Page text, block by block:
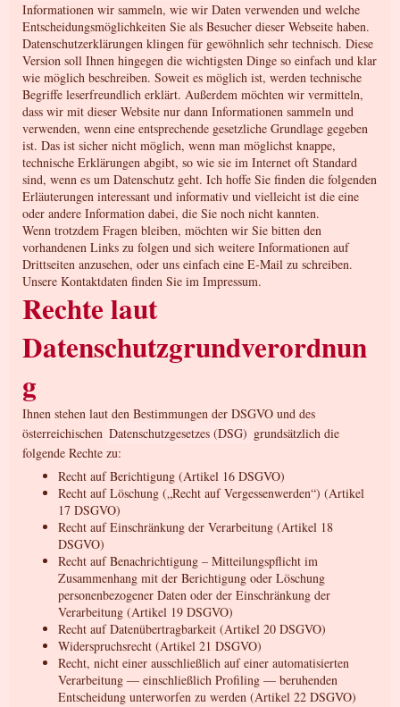
Informationen wir sammeln, wie wir Daten verwenden und welche
Entscheidungsmöglichkeiten Sie als Besucher dieser Webseite haben.
Datenschutzerklärungen klingen für gewöhnlich sehr technisch. Diese
Version soll Ihnen hingegen die wichtigsten Dinge so einfach und klar
wie möglich beschreiben. Soweit es möglich ist, werden technische
Begriffe leserfreundlich erklärt. Außerdem möchten wir vermitteln,
dass wir mit dieser Website nur dann Informationen sammeln und
verwenden, wenn eine entsprechende gesetzliche Grundlage gegeben
ist. Das ist sicher nicht möglich, wenn man möglichst knappe,
technische Erklärungen abgibt, so wie sie im Internet oft Standard
sind, wenn es um Datenschutz geht. Ich hoffe Sie finden die folgenden
Erläuterungen interessant und informativ und vielleicht ist die eine
oder andere Information dabei, die Sie noch nicht kannten.
Wenn trotzdem Fragen bleiben, möchten wir Sie bitten den
vorhandenen Links zu folgen und sich weitere Informationen auf
Drittseiten anzusehen, oder uns einfach eine E-Mail zu schreiben.
Unsere Kontaktdaten finden Sie im Impressum.
Rechte laut
Datenschutzgrundverordnun
g
Ihnen stehen laut den Bestimmungen der DSGVO und des
österreichischen Datenschutzgesetzes (DSG) grundsätzlich die
folgende Rechte zu:
Recht auf Berichtigung (Artikel 16 DSGVO)
Recht auf Löschung („Recht auf Vergessenwerden“) (Artikel
17 DSGVO)
Recht auf Einschränkung der Verarbeitung (Artikel 18
DSGVO)
Recht auf Benachrichtigung – Mitteilungspflicht im
Zusammenhang mit der Berichtigung oder Löschung
personenbezogener Daten oder der Einschränkung der
Verarbeitung (Artikel 19 DSGVO)
Recht auf Datenübertragbarkeit (Artikel 20 DSGVO)
Widerspruchsrecht (Artikel 21 DSGVO)
Recht, nicht einer ausschließlich auf einer automatisierten
Verarbeitung — einschließlich Profiling — beruhenden
Entscheidung unterworfen zu werden (Artikel 22 DSGVO)